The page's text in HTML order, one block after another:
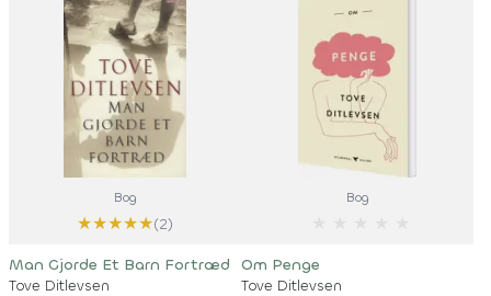
Bog
★★★★★(2)
Man Gjorde Et Barn Fortræd
Tove Ditlevsen
Bog
Om Penge
Tove Ditlevsen